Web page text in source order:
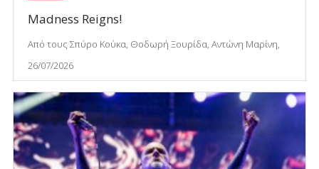
Madness Reigns!
Από τους Σπύρο Κούκα, Θοδωρή Ξουρίδα, Αντώνη Μαρίνη,
26/07/2026